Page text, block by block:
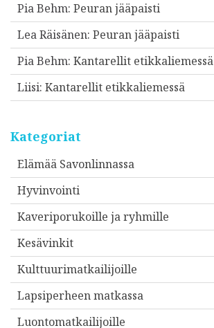
Pia Behm: Peuran jääpaisti
Lea Räisänen: Peuran jääpaisti
Pia Behm: Kantarellit etikkaliemessä
Liisi: Kantarellit etikkaliemessä
Kategoriat
Elämää Savonlinnassa
Hyvinvointi
Kaveriporukoille ja ryhmille
Kesävinkit
Kulttuurimatkailijoille
Lapsiperheen matkassa
Luontomatkailijoille